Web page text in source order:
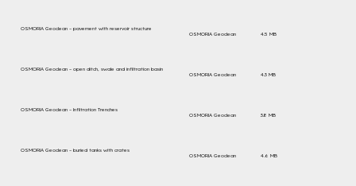
OSMORIA Geoclean – pavement with reservoir structure
OSMORIA Geoclean
4.5 MB
OSMORIA Geoclean – open ditch, swale and infiltration basin
OSMORIA Geoclean
4.3 MB
OSMORIA Geoclean – Infiltration Trenches
OSMORIA Geoclean
3.8 MB
OSMORIA Geoclean – buried tanks with crates
OSMORIA Geoclean
4.6 MB